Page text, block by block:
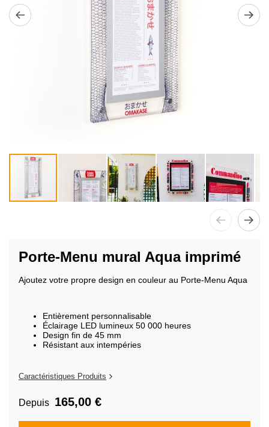
début
Porte-Menu mural Aqua imprimé
Ajoutez votre propre design en couleur au Porte-Menu Aqua
Entièrement personnalisable
Éclairage LED lumineux 50 000 heures
Design fin de 45 mm
Résistant aux intempéries
Caractéristiques Produits
Depuis 165,00 €